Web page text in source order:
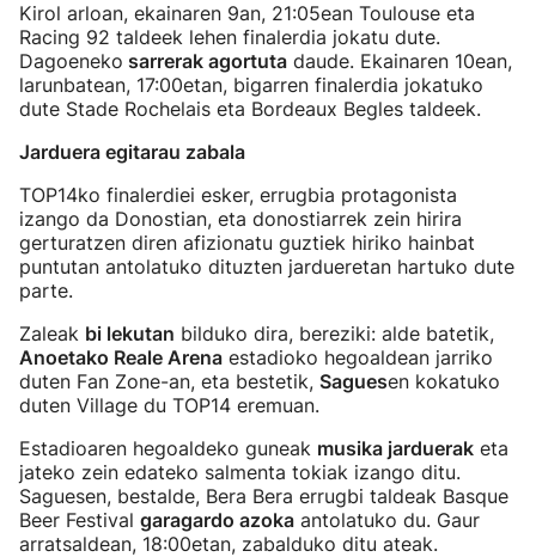
Kirol arloan, ekainaren 9an, 21:05ean Toulouse eta
Racing 92 taldeek lehen finalerdia jokatu dute.
Dagoeneko sarrerak agortuta daude. Ekainaren 10ean,
larunbatean, 17:00etan, bigarren finalerdia jokatuko
dute Stade Rochelais eta Bordeaux Begles taldeek.
Jarduera egitarau zabala
TOP14ko finalerdiei esker, errugbia protagonista
izango da Donostian, eta donostiarrek zein hirira
gerturatzen diren afizionatu guztiek hiriko hainbat
puntutan antolatuko dituzten jardueretan hartuko dute
parte.
Zaleak bi lekutan bilduko dira, bereziki: alde batetik,
Anoetako Reale Arena estadioko hegoaldean jarriko
duten Fan Zone-an, eta bestetik, Saguesen kokatuko
duten Village du TOP14 eremuan.
Estadioaren hegoaldeko guneak musika jarduerak eta
jateko zein edateko salmenta tokiak izango ditu.
Saguesen, bestalde, Bera Bera errugbi taldeak Basque
Beer Festival garagardo azoka antolatuko du. Gaur
arratsaldean, 18:00etan, zabalduko ditu ateak.